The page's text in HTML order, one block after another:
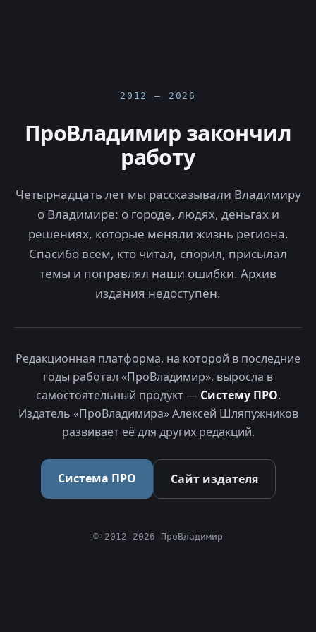
2012 — 2026
ПроВладимир закончил
работу
Четырнадцать лет мы рассказывали Владимиру
о Владимире: о городе, людях, деньгах и
решениях, которые меняли жизнь региона.
Спасибо всем, кто читал, спорил, присылал
темы и поправлял наши ошибки. Архив
издания недоступен.
Редакционная платформа, на которой в последние
годы работал «ПроВладимир», выросла в
самостоятельный продукт — Систему ПРО.
Издатель «ПроВладимира» Алексей Шляпужников
развивает её для других редакций.
Система ПРО Сайт издателя
© 2012–2026 ПроВладимир